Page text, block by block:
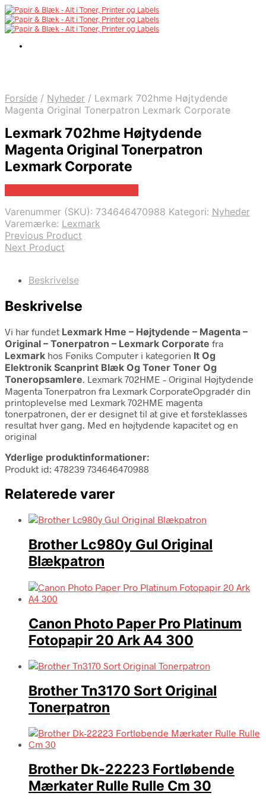
Forside / Nyheder / Lexmark 702hme Højtydende
Magenta Original Tonerpatron Lexmark Corporate
Lexmark 702hme Højtydende
Magenta Original Tonerpatron
Lexmark Corporate
Varenummer (SKU): 734646470988 Kategori: Nyheder
Varemærke: Lexmark
Previous Product
Next Product
Beskrivelse
Beskrivelse
Vi har fundet Lexmark Hme – Højtydende – Magenta –
Original – Tonerpatron – Lexmark Corporate fra
Lexmark hos Føniks Computer i kategorien It Og
Elektronik Scanprint Blæk Og Toner Toner Og
Toneropsamlere. Lexmark 702HME – Original Højtydende
Magenta Tonerpatron fra Lexmark CorporateOpgradér din
printoplevelse med Lexmark 702HME magenta
tonerpatronen, der er designet til at give et førsteklasses
resultat hver gang. Med en højtydende kapacitet og en
original
Yderlige produktinformationer:
Produkt id: 478239 734646470988
Relaterede varer
Brother Lc980y Gul Original
Blækpatron
Canon Photo Paper Pro Platinum
Fotopapir 20 Ark A4 300
Brother Tn3170 Sort Original
Tonerpatron
Brother Dk-22223 Fortløbende
Mærkater Rulle Rulle Cm 30